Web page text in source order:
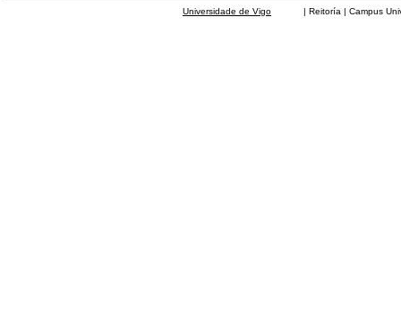
Universidade de Vigo | Reitoría | Campus